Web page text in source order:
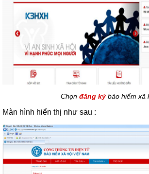
Chọn đăng kýbảo hiểm xã
Màn hình hiển thị như sau :